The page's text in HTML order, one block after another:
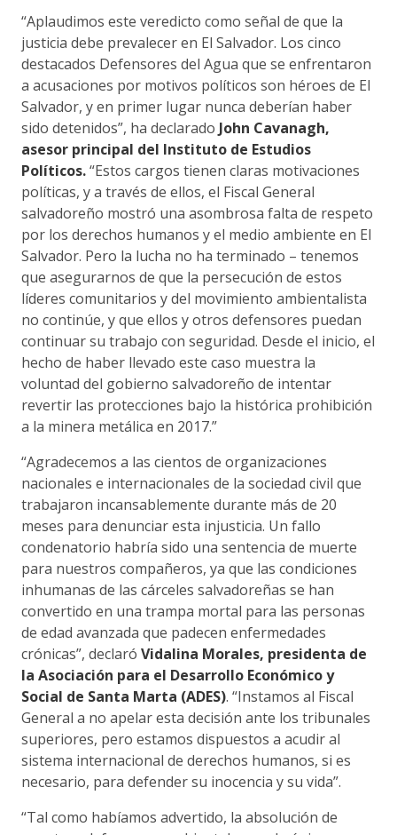
“Aplaudimos este veredicto como señal de que la
justicia debe prevalecer en El Salvador. Los cinco
destacados Defensores del Agua que se enfrentaron
a acusaciones por motivos políticos son héroes de El
Salvador, y en primer lugar nunca deberían haber
sido detenidos”, ha declarado John Cavanagh,
asesor principal del Instituto de Estudios
Políticos.“Estos cargos tienen claras motivaciones
políticas, y a través de ellos, el Fiscal General
salvadoreño mostró una asombrosa falta de respeto
por los derechos humanos y el medio ambiente en El
Salvador. Pero la lucha no ha terminado – tenemos
que asegurarnos de que la persecución de estos
líderes comunitarios y del movimiento ambientalista
no continúe, y que ellos y otros defensores puedan
continuar su trabajo con seguridad. Desde el inicio, el
hecho de haber llevado este caso muestra la
voluntad del gobierno salvadoreño de intentar
revertir las protecciones bajo la histórica prohibición
a la minera metálica en 2017.”
“Agradecemos a las cientos de organizaciones
nacionales e internacionales de la sociedad civil que
trabajaron incansablemente durante más de 20
meses para denunciar esta injusticia. Un fallo
condenatorio habría sido una sentencia de muerte
para nuestros compañeros, ya que las condiciones
inhumanas de las cárceles salvadoreñas se han
convertido en una trampa mortal para las personas
de edad avanzada que padecen enfermedades
crónicas”, declaró Vidalina Morales, presidenta de
la Asociación para el Desarrollo Económico y
Social de Santa Marta (ADES). “Instamos al Fiscal
General a no apelar esta decisión ante los tribunales
superiores, pero estamos dispuestos a acudir al
sistema internacional de derechos humanos, si es
necesario, para defender su inocencia y su vida”.
“Tal como habíamos advertido, la absolución de